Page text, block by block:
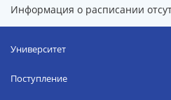
Информация о расписании
Университет
Поступление